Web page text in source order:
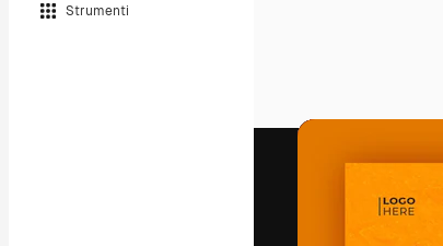
Strumenti
Video
Motion graphic